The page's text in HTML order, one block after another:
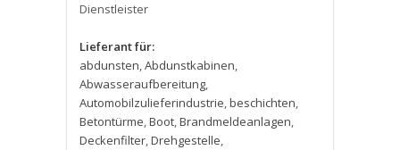
Dienstleister
Lieferant für:
abdunsten,Abdunstkabinen,
Abwasseraufbereitung,
Automobilzulieferindustrie,beschichten,
Betontürme,Boot,Brandmeldeanlagen,
Deckenfilter,Drehgestelle,